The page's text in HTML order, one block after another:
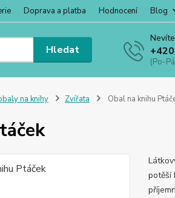
Doprava a platba Hodnocení Blog
Hledat
(Po-
na knihy Zvířata Obal na knihu
potěší